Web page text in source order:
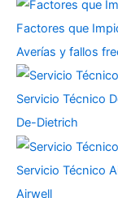
Factores que
Averías y fallos
Servicio Técnico
De-Dietrich
Servicio Técnico
Airwell